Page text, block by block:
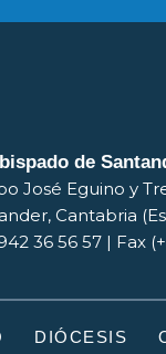
de
José Eguino y
Cantabria
36 56 57 | Fax
DIÓCESIS